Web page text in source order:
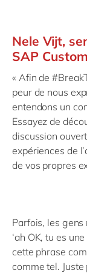
Nele Vijt,
SAP
« Afin de
peur de nous
entendons un
Essayez de
discussion
expériences de
de vos propres
Parfois, les
‘ah OK, tu es
cette phrase
comme tel.